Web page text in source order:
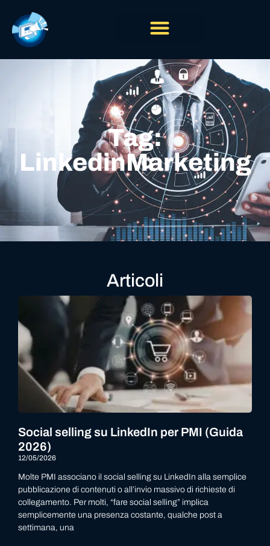
Tag:
LinkedinMarketing
Articoli
Social selling su LinkedIn per PMI (Guida
2026)
12/05/2026
Molte PMI associano il social selling su LinkedIn alla semplice
pubblicazione di contenuti o all’invio massivo di richieste di
collegamento. Per molti, “fare social selling” implica
semplicemente una presenza costante, qualche post a
settimana, una